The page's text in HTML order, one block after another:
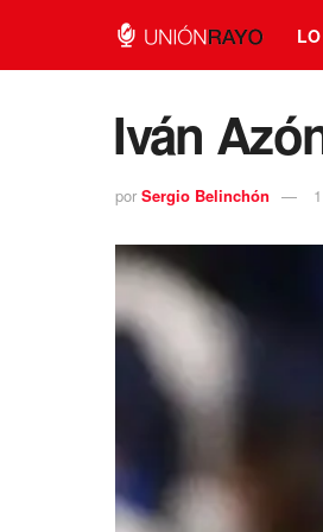
⁠Iván
por Sergio Belinchón